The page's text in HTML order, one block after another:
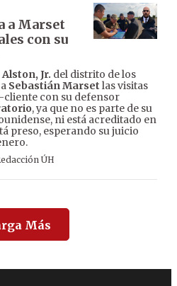
a Marset
con su
Jr. del distrito de los
Sebastián Marset las visitas
con su defensor
, ya que no es parte de su
ni está acreditado en
preso, esperando su juicio
ÚH
Más